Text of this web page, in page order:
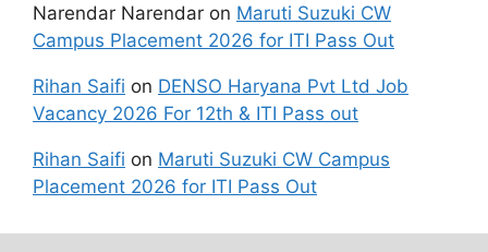
Narendar Narendar on Maruti Suzuki CW
Campus Placement 2026 for ITI Pass Out
Rihan Saifi on DENSO Haryana Pvt Ltd Job
Vacancy 2026 For 12th & ITI Pass out
Rihan Saifi on Maruti Suzuki CW Campus
Placement 2026 for ITI Pass Out